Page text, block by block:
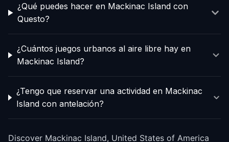
¿Qué puedes hacer en Mackinac Island con
Questo?
¿Cuántos juegos urbanos al aire libre hay en
Mackinac Island?
¿Tengo que reservar una actividad en Mackinac
Island con antelación?
Discover Mackinac Island, United States of America